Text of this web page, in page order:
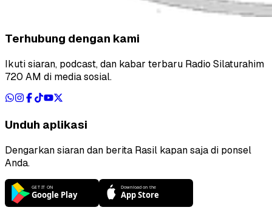
Terhubung dengan kami
Ikuti siaran, podcast, dan kabar terbaru Radio Silaturahim
720 AM di media sosial.
Unduh aplikasi
Dengarkan siaran dan berita Rasil kapan saja di ponsel
Anda.